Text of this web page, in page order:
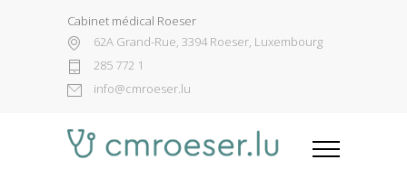
Cabinet médical Roeser
62A Grand-Rue, 3394 Roeser, Luxembourg
285 772 1
info@cmroeser.lu